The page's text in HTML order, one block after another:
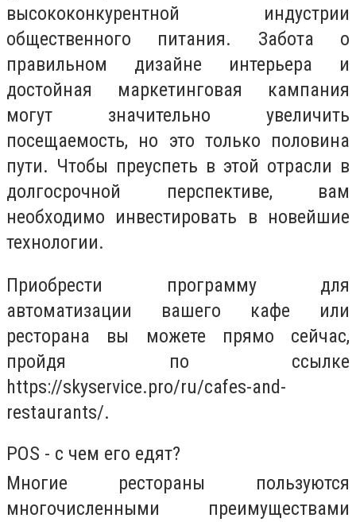
высококонкурентной индустрии
общественного питания. Забота о
правильном дизайне интерьера и
достойная маркетинговая кампания
могут значительно увеличить
посещаемость, но это только половина
пути. Чтобы преуспеть в этой отрасли в
долгосрочной перспективе, вам
необходимо инвестировать в новейшие
технологии.
Приобрести программу для
автоматизации вашего кафе или
ресторана вы можете прямо сейчас,
пройдя по ссылке
https://skyservice.pro/ru/cafes-and-
restaurants/.
POS - с чем его едят?
Многие рестораны пользуются
многочисленными преимуществами